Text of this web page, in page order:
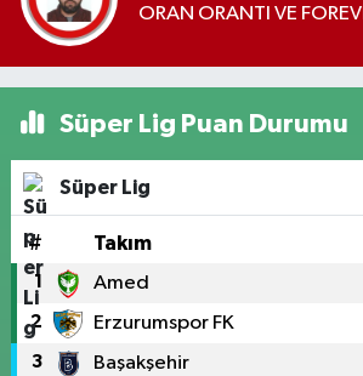
ORAN ORANTI VE
Süper Lig Puan Durumu
Süper Lig
# Takım
1 Amed
2 Erzurumspor FK
3 Başakşehir